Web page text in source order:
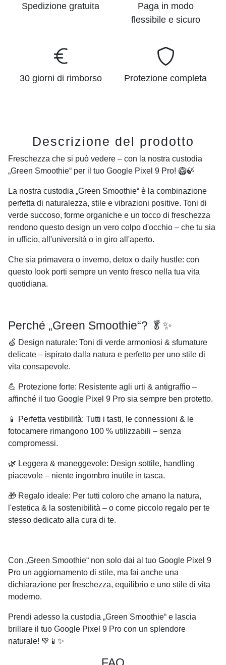
Spedizione gratuita
Paga in modo
flessibile e sicuro
30 giorni di rimborso Protezione completa
Descrizione del prodotto
Freschezza che si può vedere – con la nostra custodia
„Green Smoothie“ per il tuo Google Pixel 9 Pro! 🥝🍃
La nostra custodia „Green Smoothie“ è la combinazione
perfetta di naturalezza, stile e vibrazioni positive. Toni di
verde succoso, forme organiche e un tocco di freschezza
rendono questo design un vero colpo d'occhio – che tu sia
in ufficio, all'università o in giro all'aperto.
Che sia primavera o inverno, detox o daily hustle: con
questo look porti sempre un vento fresco nella tua vita
quotidiana.
Perché „Green Smoothie“? 🥬✨
🍏 Design naturale: Toni di verde armoniosi & sfumature
delicate – ispirato dalla natura e perfetto per uno stile di
vita consapevole.
💪 Protezione forte: Resistente agli urti & antigraffio –
affinché il tuo Google Pixel 9 Pro sia sempre ben protetto.
📱 Perfetta vestibilità: Tutti i tasti, le connessioni & le
fotocamere rimangono 100 % utilizzabili – senza
compromessi.
🌿 Leggera & maneggevole: Design sottile, handling
piacevole – niente ingombro inutile in tasca.
🎁 Regalo ideale: Per tutti coloro che amano la natura,
l'estetica & la sostenibilità – o come piccolo regalo per te
stesso dedicato alla cura di te.
Con „Green Smoothie“ non solo dai al tuo Google Pixel 9
Pro un aggiornamento di stile, ma fai anche una
dichiarazione per freschezza, equilibrio e uno stile di vita
moderno.
Prendi adesso la custodia „Green Smoothie“ e lascia
brillare il tuo Google Pixel 9 Pro con un splendore
naturale! 💚📱✨